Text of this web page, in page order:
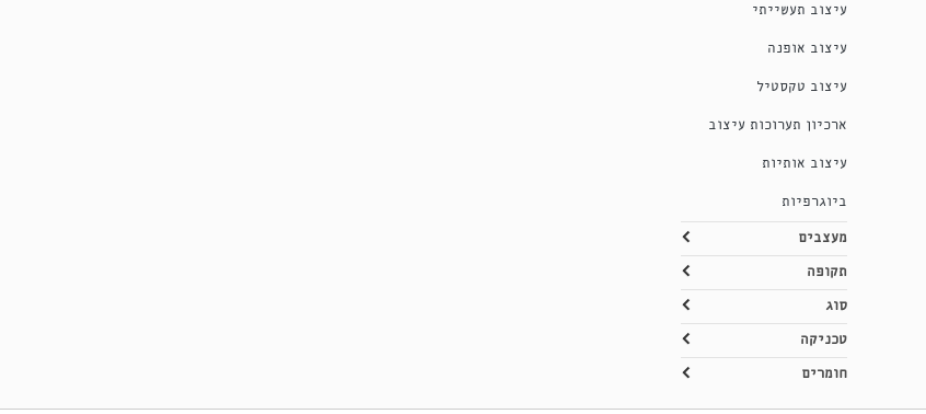
עיצוב תעשייתי
עיצוב אופנה
עיצוב טקסטיל
ארכיון תערוכות עיצוב
עיצוב אותיות
ביוגרפיות
מעצבים
תקופה
סוג
טכניקה
חומרים